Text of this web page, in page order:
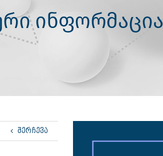
ინფორმაცია
Larger
ᲨᲔᲠᲩᲔᲕᲐ